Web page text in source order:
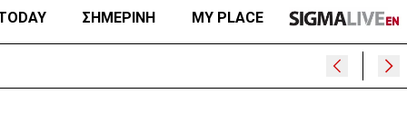
ΣΗΜΕΡΙΝΗ MY PLACE